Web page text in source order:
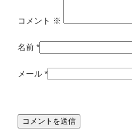
コメント ※
名前 *
メール *